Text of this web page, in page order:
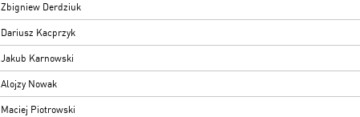
Zbigniew Derdziuk
Dariusz Kacprzyk
Jakub Karnowski
Alojzy Nowak
Maciej Piotrowski